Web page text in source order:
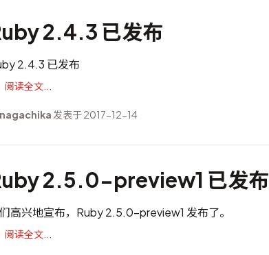
2.4.3 已发布
2.4.3 已发布
阅读全文...
nagachika 发表于 2017-12-14
2.5.0-preview1 已发布
高兴地宣布，Ruby 2.5.0-preview1 发布了。
阅读全文...